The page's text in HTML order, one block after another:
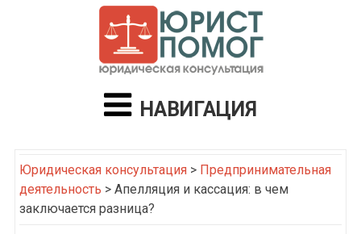
НАВИГАЦИЯ
Юридическая консультация> Предпринимательная
деятельность > Апелляция и кассация: в чем
заключается разница?